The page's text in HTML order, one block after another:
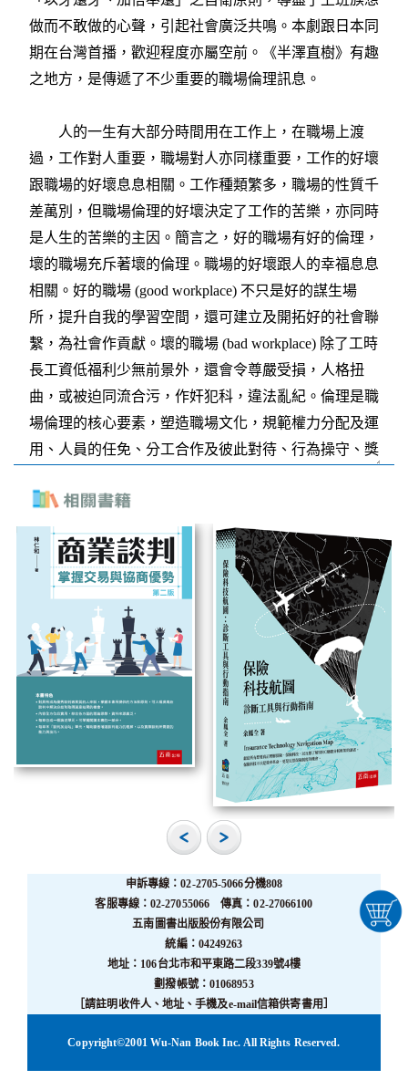
申訴專線：02-2705-5066分機808
客服專線：02-27055066 傳真：02-27066100
五南圖書出版股份有限公司
統編：04249263
地址：106台北市和平東路二段339號4樓
劃撥帳號：01068953
［請註明收件人、地址、手機及e-mail信箱供寄書用］
Copyright©2001 Wu-Nan Book Inc. All Rights Reserved.